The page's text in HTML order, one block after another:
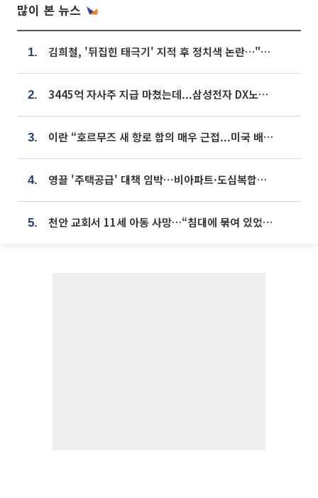
많이 본 뉴스
1. 김희철, '뒤집힌 태극기' 지적 후 정치색 논란…"좌우 떠나 우리나라 국기"
2. 3445억 자사주 지급 마쳤는데...삼성전자 DX노조, 뒤늦은 '떼쓰기 집회'
3. 이란 “호르무즈 새 항로 합의 매우 근접...미국 배상 먼저”
4. 영끌 '주택공급' 대책 임박⋯비아파트·도심복합까지 총동원
5. 천안 교회서 11세 아동 사망…“침대에 묶여 있었다” 진술 확보